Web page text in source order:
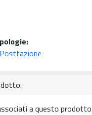
a questo prodotto.